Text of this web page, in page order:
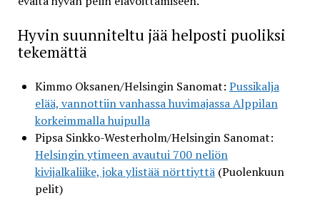
Hyvin suunniteltu jää helposti puoliksi
tekemättä
Kimmo Oksanen/Helsingin Sanomat: Pussikalja
elää, vannottiin vanhassa huvimajassa Alppilan
korkeimmalla huipulla
Pipsa Sinkko-Westerholm/Helsingin Sanomat:
Helsingin ytimeen avautui 700 neliön
kivijalkaliike, joka ylistää nörttiyttä(Puolenkuun
pelit)